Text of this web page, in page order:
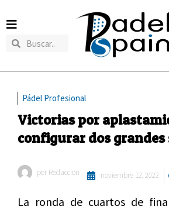
Pádel Profesional
Victorias por
configurar dos
por Redaccion noviembre 12, 2022
La ronda de cuartos de